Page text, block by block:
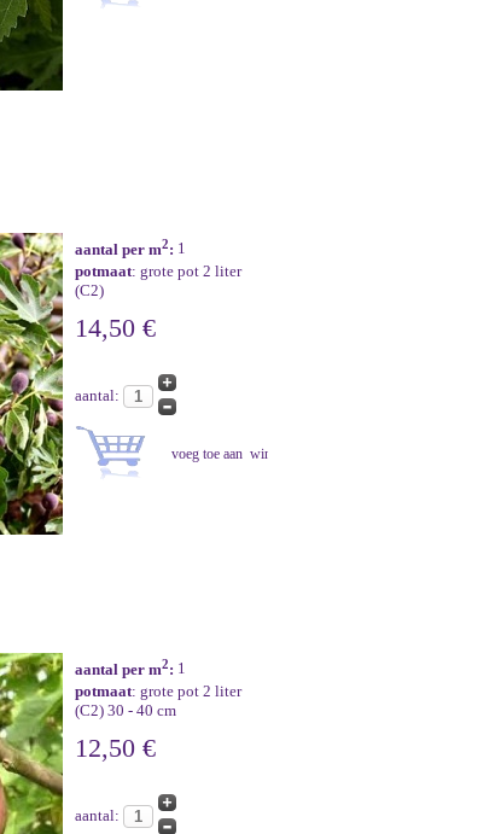
aantal per m2: 1
potmaat: grote pot 2 liter
(C2)
14,50 €
aantal:
aantal per m2: 1
potmaat: grote pot 2 liter
(C2) 30 - 40 cm
12,50 €
aantal: